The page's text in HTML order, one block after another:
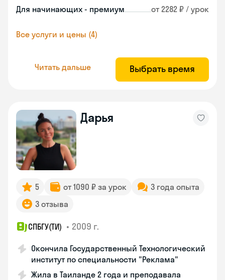
Для начинающих - премиум от 2282 ₽ / урок
Все услуги и цены (4)
Читать дальше Выбрать время
Дарья
5 от 1090 ₽ за урок
3 года опыта
3 отзыва
СПБГУ(ТИ) • 2009 г.
Окончила Государственный Технологический
институт по специальности "Реклама"
Жила в Таиланде 2 года и преподавала